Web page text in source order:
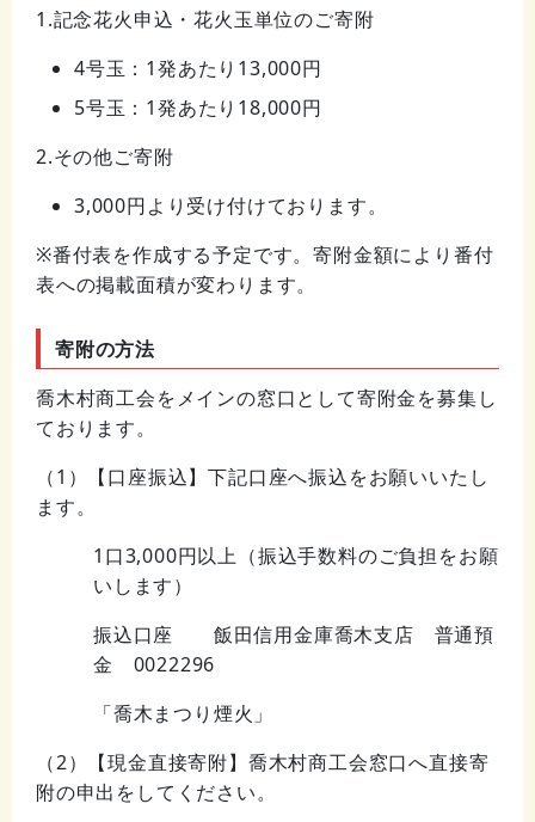
1.記念花火申込・花火玉単位のご寄附
4号玉：1発あたり13,000円
5号玉：1発あたり18,000円
2.その他ご寄附
3,000円より受け付けております。
※番付表を作成する予定です。寄附金額により番付
表への掲載面積が変わります。
寄附の方法
喬木村商工会をメインの窓口として寄附金を募集し
ております。
（1）【口座振込】下記口座へ振込をお願いいたし
ます。
1口3,000円以上（振込手数料のご負担をお願
いします）
振込口座 飯田信用金庫喬木支店 普通預
金 0022296
「喬木まつり煙火」
（2）【現金直接寄附】喬木村商工会窓口へ直接寄
附の申出をしてください。